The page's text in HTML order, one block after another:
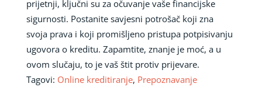
prijetnji, ključni su za očuvanje vaše financijske
sigurnosti. Postanite savjesni potrošač koji zna
svoja prava i koji promišljeno pristupa potpisivanju
ugovora o kreditu. Zapamtite, znanje je moć, a u
ovom slučaju, to je vaš štit protiv prijevare.
Tagovi: Online kreditiranje, Prepoznavanje